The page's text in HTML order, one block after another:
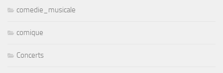
comedie_musicale
comique
Concerts